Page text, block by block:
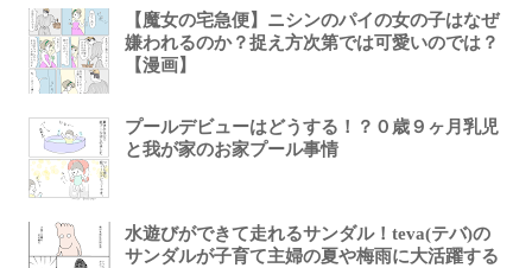
【魔女の宅急便】ニシンのパイの女の子はなぜ
嫌われるのか？捉え方次第では可愛いのでは？
【漫画】
プールデビューはどうする！？０歳９ヶ月乳児
と我が家のお家プール事情
水遊びができて走れるサンダル！teva(テバ)の
サンダルが子育て主婦の夏や梅雨に大活躍する